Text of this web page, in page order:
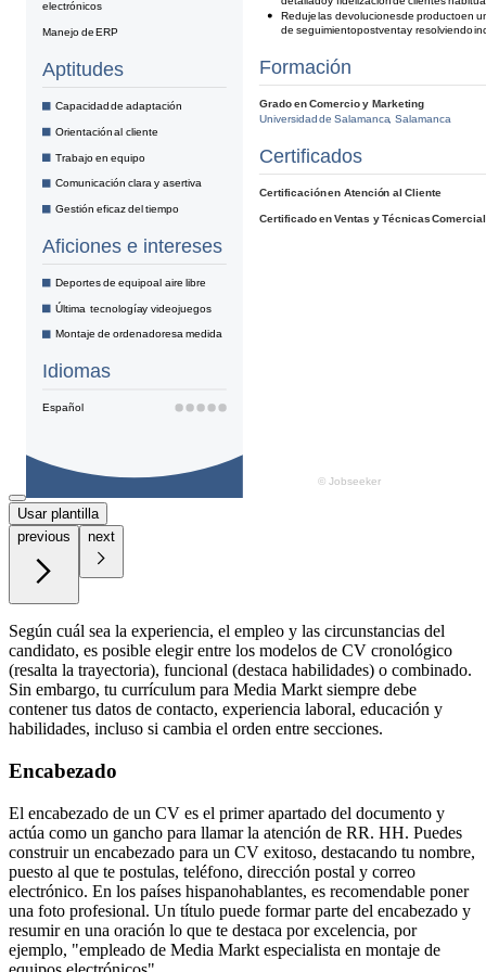
Usar plantilla
previous
next
Según cuál sea la experiencia, el empleo y las circunstancias del
candidato, es posible elegir entre los modelos de CV cronológico
(resalta la trayectoria), funcional (destaca habilidades) o combinado.
Sin embargo, tu currículum para Media Markt siempre debe
contener tus datos de contacto, experiencia laboral, educación y
habilidades, incluso si cambia el orden entre secciones.
Encabezado
El encabezado de un CV es el primer apartado del documento y
actúa como un gancho para llamar la atención de RR. HH. Puedes
construir un encabezado para un CV exitoso, destacando tu nombre,
puesto al que te postulas, teléfono, dirección postal y correo
electrónico. En los países hispanohablantes, es recomendable poner
una foto profesional. Un título puede formar parte del encabezado y
resumir en una oración lo que te destaca por excelencia, por
ejemplo, "empleado de Media Markt especialista en montaje de